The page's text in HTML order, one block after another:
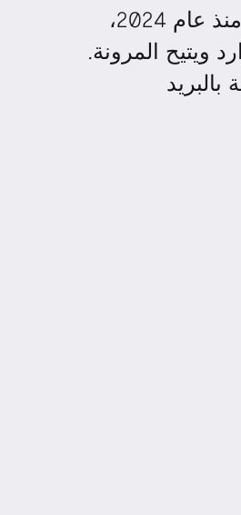
WELTraum تظهر مدى تنوع الحياة في أحيائنا. منذ عام 2024،
ويتيح المرونة.